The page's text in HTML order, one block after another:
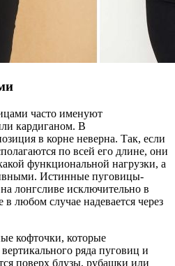
часто именуют
кардиганом. В
в корне неверна. Так, если
по всей его длине, они
функциональной нагрузки, а
Истинные пуговицы-
лонгсливе исключительно в
в любом случае надевается через
кофточки, которые
ряда пуговиц и
поверх блузы, рубашки или